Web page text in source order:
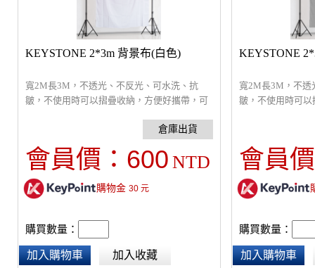
KEYSTONE 2*3m 背景布(白色)
寬2M長3M，不透光、不反光、可水洗、抗
皺，不使用時可以摺疊收納，方便好攜帶，可
會員價： 600 NTD
購物金 30元
購買數量：
加入購物車 加入收藏
KEYSTONE
寬2M長3M，不透
皺，不使用時可
會員
購買數量：
加入購物車